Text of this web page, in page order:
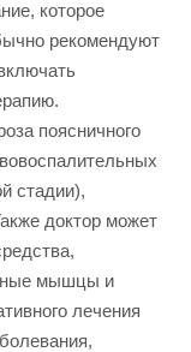
которое
рекомендуют
поясничного
стадии),
доктор может
мышцы и
лечения